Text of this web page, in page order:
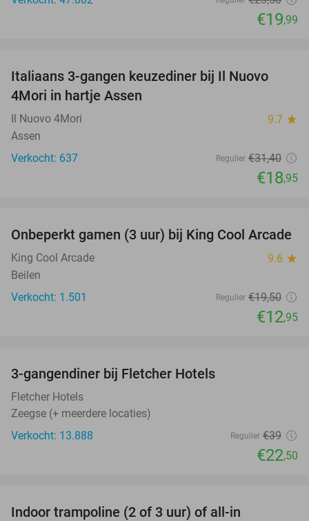
€19,99
40%
Italiaans 3-gangen keuzediner bij Il Nuovo
4Mori in hartje Assen
Il Nuovo 4Mori 9.7 star
Assen
Verkocht: 637
Regulier €31,40
€18,95
34%
Onbeperkt gamen (3 uur) bij King Cool Arcade
King Cool Arcade 9.6 star
Beilen
Verkocht: 1.501
Regulier €19,50
€12,95
3-gangendiner bij Fletcher Hotels
Fletcher Hotels
Zeegse (+ meerdere locaties)
Verkocht: 13.888
Regulier €39
€22,50
Indoor trampoline (2 of 3 uur) of all-in